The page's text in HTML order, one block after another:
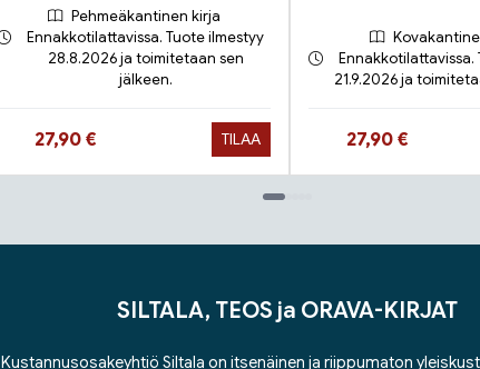
Pehmeäkantinen kirja
Ennakkotilattavissa. Tuote ilmestyy
28.8.2026 ja toimitetaan sen
jälkeen.
Hinta nyt
27,90 € TILAA
Ennakkotilattavissa.
21.9.2026 ja
Hinta nyt
27,90 €
SILTALA, TEOS ja ORAVA-KIRJAT
Kustannusosakeyhtiö Siltala on itsenäinen ja riippumaton